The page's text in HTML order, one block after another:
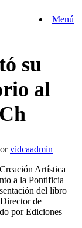
Menú
su
al
vidcaadmin
Artística
a la Pontificia
del libro
de
por Ediciones